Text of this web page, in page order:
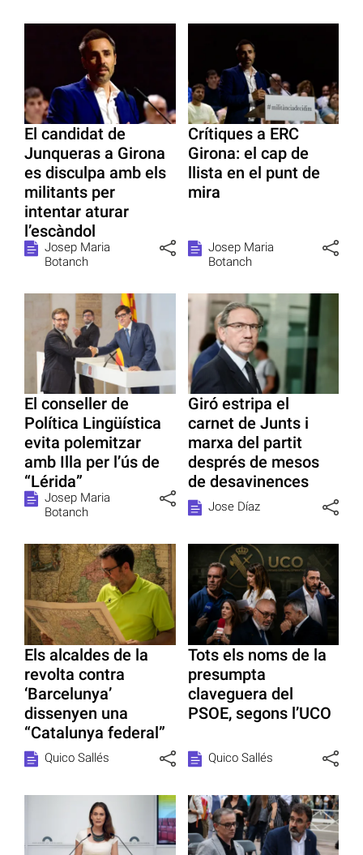
El candidat de
Junqueras a Girona
es disculpa amb els
militants per
intentar aturar
l’escàndol
Josep Maria
Botanch
Crítiques a ERC
Girona: el cap de
llista en el punt de
mira
Josep Maria
Botanch
El conseller de
Política Lingüística
evita polemitzar
amb Illa per l’ús de
“Lérida”
Josep Maria
Botanch
Giró estripa el
carnet de Junts i
marxa del partit
després de mesos
de desavinences
Jose Díaz
Els alcaldes de la
revolta contra
‘Barcelunya’
dissenyen una
“Catalunya federal”
Quico Sallés
Tots els noms de la
presumpta
claveguera del
PSOE, segons l’UCO
Quico Sallés